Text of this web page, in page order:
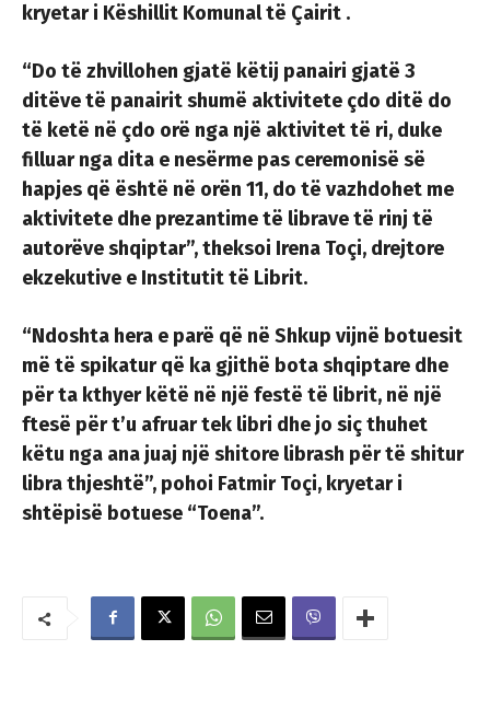
kryetar i Këshillit Komunal të Çairit .
“Do të zhvillohen gjatë këtij panairi gjatë 3
ditëve të panairit shumë aktivitete çdo ditë do
të ketë në çdo orë nga një aktivitet të ri, duke
filluar nga dita e nesërme pas ceremonisë së
hapjes që është në orën 11, do të vazhdohet me
aktivitete dhe prezantime të librave të rinj të
autorëve shqiptar”, theksoi Irena Toçi, drejtore
ekzekutive e Institutit të Librit.
“Ndoshta hera e parë që në Shkup vijnë botuesit
më të spikatur që ka gjithë bota shqiptare dhe
për ta kthyer këtë në një festë të librit, në një
ftesë për t’u afruar tek libri dhe jo siç thuhet
këtu nga ana juaj një shitore librash për të shitur
libra thjeshtë”, pohoi Fatmir Toçi, kryetar i
shtëpisë botuese “Toena”.